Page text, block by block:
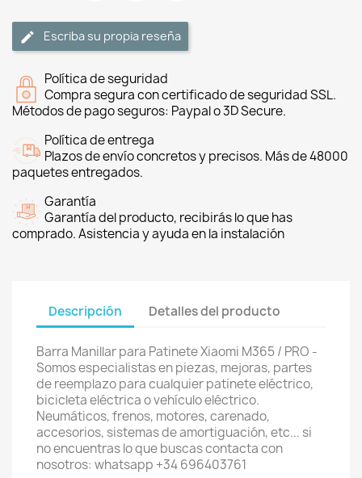
Escriba su propia reseña
Política de seguridad
Compra segura con certificado de seguridad SSL.
Métodos de pago seguros: Paypal o 3D Secure.
Política de entrega
Plazos de envío concretos y precisos. Más de 48000
paquetes entregados.
Garantía
Garantía del producto, recibirás lo que has
comprado. Asistencia y ayuda en la instalación
Descripción Detalles del producto
Barra Manillar para Patinete Xiaomi M365 / PRO -
Somos especialistas en piezas, mejoras, partes
de reemplazo para cualquier patinete eléctrico,
bicicleta eléctrica o vehículo eléctrico.
Neumáticos, frenos, motores, carenado,
accesorios, sistemas de amortiguación, etc... si
no encuentras lo que buscas contacta con
nosotros: whatsapp +34 696403761